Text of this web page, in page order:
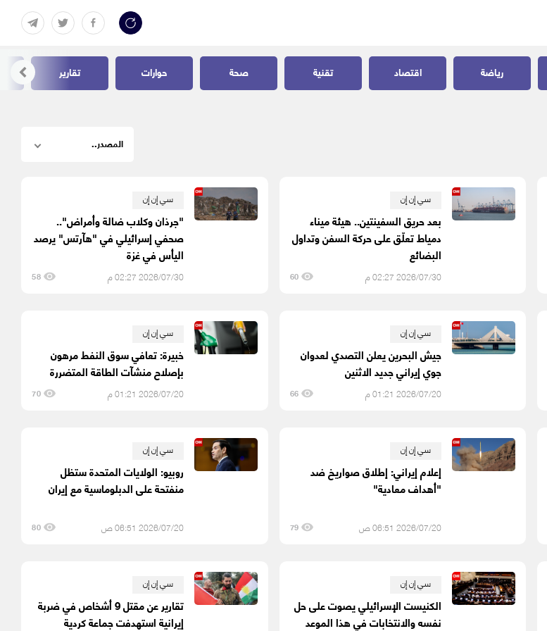
رياضة اقتصاد تقنية صحة حوارات تقارير
سي إن إن
بعد حريق السفينتين.. هيئة ميناء
دمياط تعلّق على حركة السفن وتداول
البضائع
2026/07/30 02:27 م 60
سي إن إن
"جرذان وكلاب ضالة وأمراض"..
صحفي إسرائيلي في "هآرتس" يرصد
اليأس في غزة
2026/07/30 02:27 م 58
سي إن إن
جيش البحرين يعلن التصدي لعدوان
جوي إيراني جديد الاثنين
2026/07/20 01:21 م 66
سي إن إن
خبيرة: تعافي سوق النفط مرهون
بإصلاح منشآت الطاقة المتضررة
2026/07/20 01:21 م 70
سي إن إن
إعلام إيراني: إطلاق صواريخ ضد
"أهداف معادية"
2026/07/20 06:51 ص 79
سي إن إن
روبيو: الولايات المتحدة ستظل
منفتحة على الدبلوماسية مع إيران
2026/07/20 06:51 ص 80
سي إن إن
الكنيست الإسرائيلي يصوت على حل
نفسه والانتخابات في هذا الموعد
سي إن إن
تقارير عن مقتل 9 أشخاص في ضربة
إيرانية استهدفت جماعة كردية